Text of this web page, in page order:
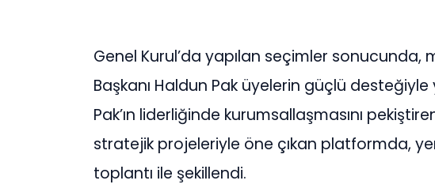
Genel Kurul’da yapılan seçimler sonucunda,
Başkanı Haldun Pak üyelerin güçlü
Pak’ın liderliğinde kurumsallaşmasını
stratejik projeleriyle öne çıkan platformda,
toplantı ile şekillendi.